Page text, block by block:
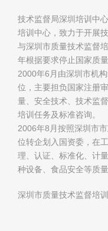
技术监督局深圳培训中
培训中心，致力于开展
与深圳市质量技术监督
年根据要求停止国家质
2000年6月由深圳市机
位，主要担负国家注册
量、安全技术、技术监
培训任务及标准咨询。
2006年8月按照深圳市
位转企划入国资委，在
理、认证、标准化、计
种设备、食品安全等质
深圳市质量技术监督培